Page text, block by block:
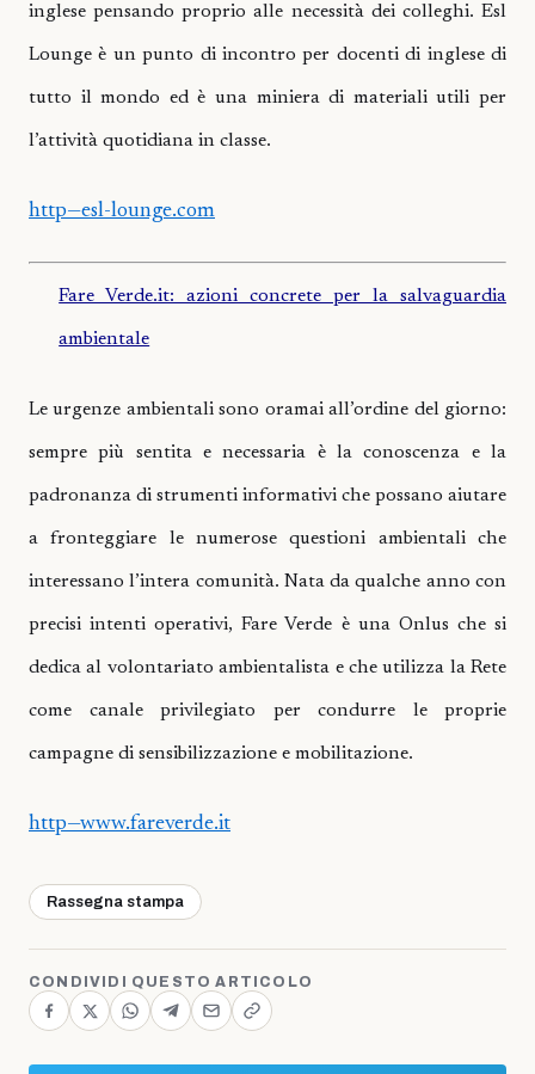
inglese pensando proprio alle necessità dei colleghi. Esl
Lounge è un punto di incontro per docenti di inglese di
tutto il mondo ed è una miniera di materiali utili per
l’attività quotidiana in classe.
http—esl-lounge.com
Fare Verde.it: azioni concrete per la salvaguardia
ambientale
Le urgenze ambientali sono oramai all’ordine del giorno:
sempre più sentita e necessaria è la conoscenza e la
padronanza di strumenti informativi che possano aiutare
a fronteggiare le numerose questioni ambientali che
interessano l’intera comunità. Nata da qualche anno con
precisi intenti operativi, Fare Verde è una Onlus che si
dedica al volontariato ambientalista e che utilizza la Rete
come canale privilegiato per condurre le proprie
campagne di sensibilizzazione e mobilitazione.
http—www.fareverde.it
Rassegna stampa
CONDIVIDI QUESTO ARTICOLO